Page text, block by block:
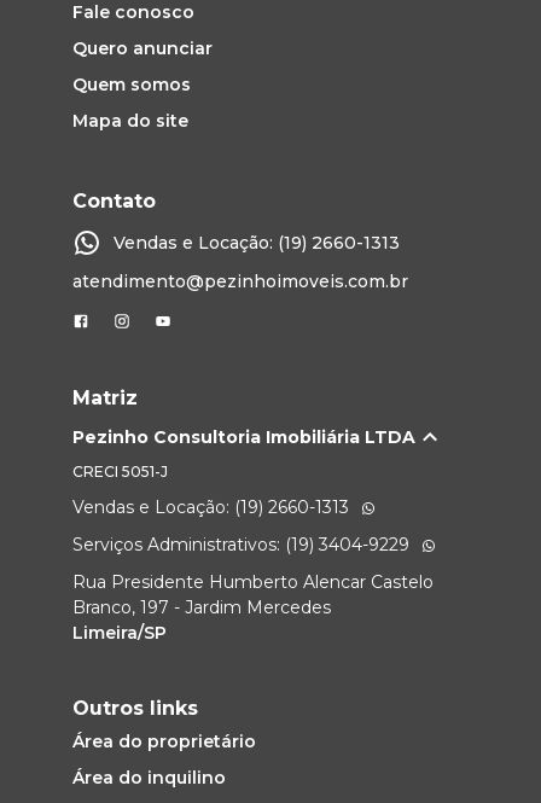
Fale conosco
Quero anunciar
Quem somos
Mapa do site
Contato
Vendas e Locação: (19) 2660-1313
atendimento@pezinhoimoveis.com.br
Matriz
Pezinho Consultoria Imobiliária LTDA
CRECI 5051-J
Vendas e Locação: (19) 2660-1313
Serviços Administrativos: (19) 3404-9229
Rua Presidente Humberto Alencar Castelo
Branco, 197 - Jardim Mercedes
Limeira/SP
Outros links
Área do proprietário
Área do inquilino